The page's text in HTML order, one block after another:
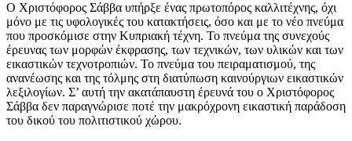
Ο Χριστόφορος Σάββα υπήρξε ένας πρωτοπόρος καλλιτέχνης, όχι
μόνο με τις υφολογικές του κατακτήσεις, όσο και με το νέο πνεύμα
που προσκόμισε στην Κυπριακή τέχνη. Το πνεύμα της συνεχούς
έρευνας των μορφών έκφρασης, των τεχνικών, των υλικών και των
εικαστικών τεχνοτροπιών. Το πνεύμα του πειραματισμού, της
ανανέωσης και της τόλμης στη διατύπωση καινούργιων εικαστικών
λεξιλογίων. Σ’ αυτή την ακατάπαυστη έρευνά του ο Χριστόφορος
Σάββα δεν παραγνώρισε ποτέ την μακρόχρονη εικαστική παράδοση
του δικού του πολιτιστικού χώρου.